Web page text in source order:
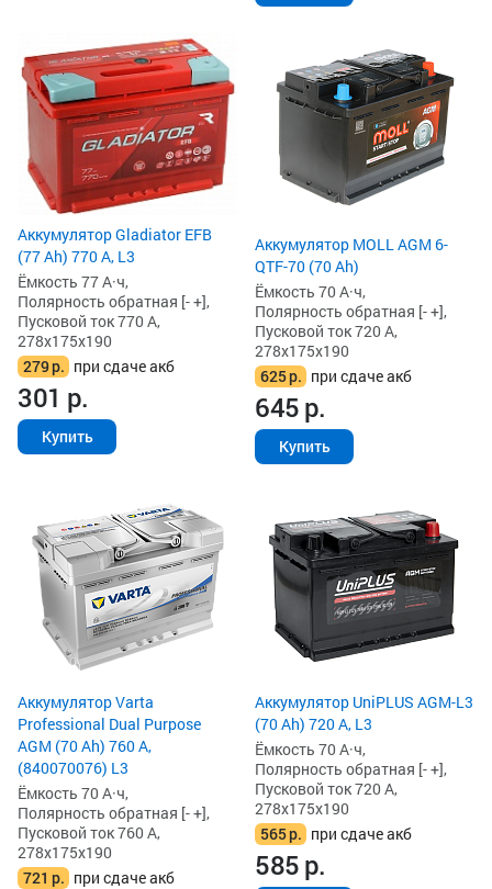
Аккумулятор Gladiator EFB
(77 Ah) 770 А, L3
Ёмкость 77 А·ч,
Полярность обратная [- +],
Пусковой ток 770 А,
278x175x190
279р. при сдаче акб
301 р.
Купить
Аккумулятор MOLL AGM 6-
QTF-70 (70 Ah)
Ёмкость 70 А·ч,
Полярность обратная [- +],
Пусковой ток 720 А,
278x175x190
625р. при сдаче акб
645р.
Купить
Аккумулятор Varta
Professional Dual Purpose
AGM (70 Ah) 760 А,
(840070076) L3
Ёмкость 70 А·ч,
Полярность обратная [- +],
Пусковой ток 760 А,
278x175x190
721 р. при сдаче акб
Аккумулятор UniPLUS AGM-L3
(70 Ah) 720 А, L3
Ёмкость 70 А·ч,
Полярность обратная [- +],
Пусковой ток 720 А,
278x175x190
565р. при сдаче акб
585р.